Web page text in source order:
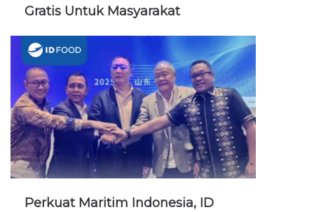
Gratis Untuk Masyarakat
Perkuat Maritim Indonesia, ID